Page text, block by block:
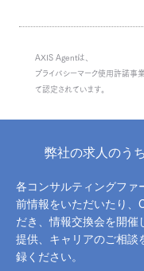
AXIS Agentは、
プライバシーマーク使用許諾事
て認定されています。
弊社の求人のう
各コンサルティングファ
前情報をいただいたり、
だき、情報交換会を開催
提供、キャリアのご相談
録ください。